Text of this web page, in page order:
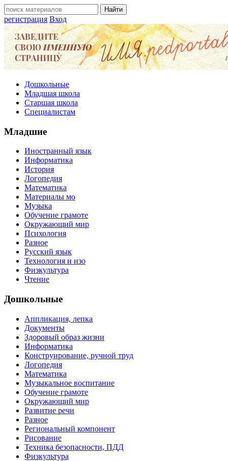
регистрация Вход
Дошкольные
Младшая школа
Старшая школа
Специалистам
Младшие
Иностранный язык
Информатика
История
Логопедия
Математика
Материалы мо
Музыка
Обучение грамоте
Окружающий мир
Психология
Разное
Русский язык
Технология и изо
Физкультура
Чтение
Дошкольные
Аппликация, лепка
Документы
Здоровый образ жизни
Информатика
Конструирование, ручной труд
Логопедия
Математика
Музыкальное воспитание
Обучение грамоте
Окружающий мир
Развитие речи
Разное
Региональный компонент
Рисование
Техника безопасности, ПДД
Физкультура